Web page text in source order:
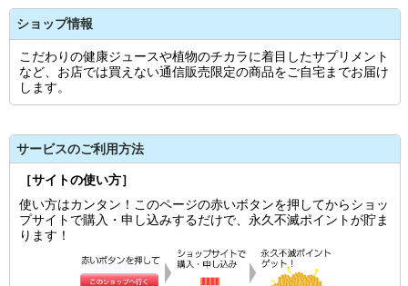
ショップ情報
こだわりの健康ジュースや植物のチカラに着目したサプリメント
など、お店では買えない通信販売限定の商品をご自宅までお届け
します。
サービスのご利用方法
［サイトの使い方］
使い方はカンタン！このページの赤いボタンを押してからショッ
プサイトで購入・申し込みするだけで、永久不滅ポイントが貯ま
ります！